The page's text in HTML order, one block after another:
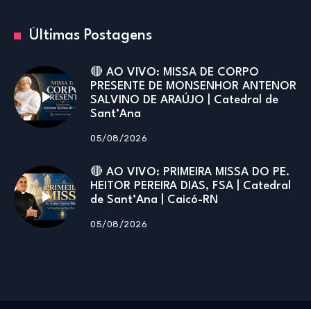
Últimas Postagens
🔴 AO VIVO: MISSA DE CORPO
PRESENTE DE MONSENHOR ANTENOR
SALVINO DE ARAÚJO | Catedral de
Sant’Ana
05/08/2026
🔴 AO VIVO: PRIMEIRA MISSA DO PE.
HEITOR PEREIRA DIAS, FSA | Catedral
de Sant’Ana | Caicó-RN
05/08/2026